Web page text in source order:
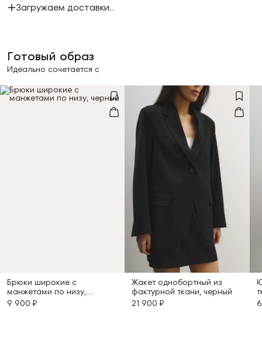
Загружаем доставки...
Готовый образ
Идеально сочетается с
Брюки широкие с
манжетами по низу,
черный
9 900 ₽
Жакет однобортный из
фактурной ткани, черный
21 900 ₽